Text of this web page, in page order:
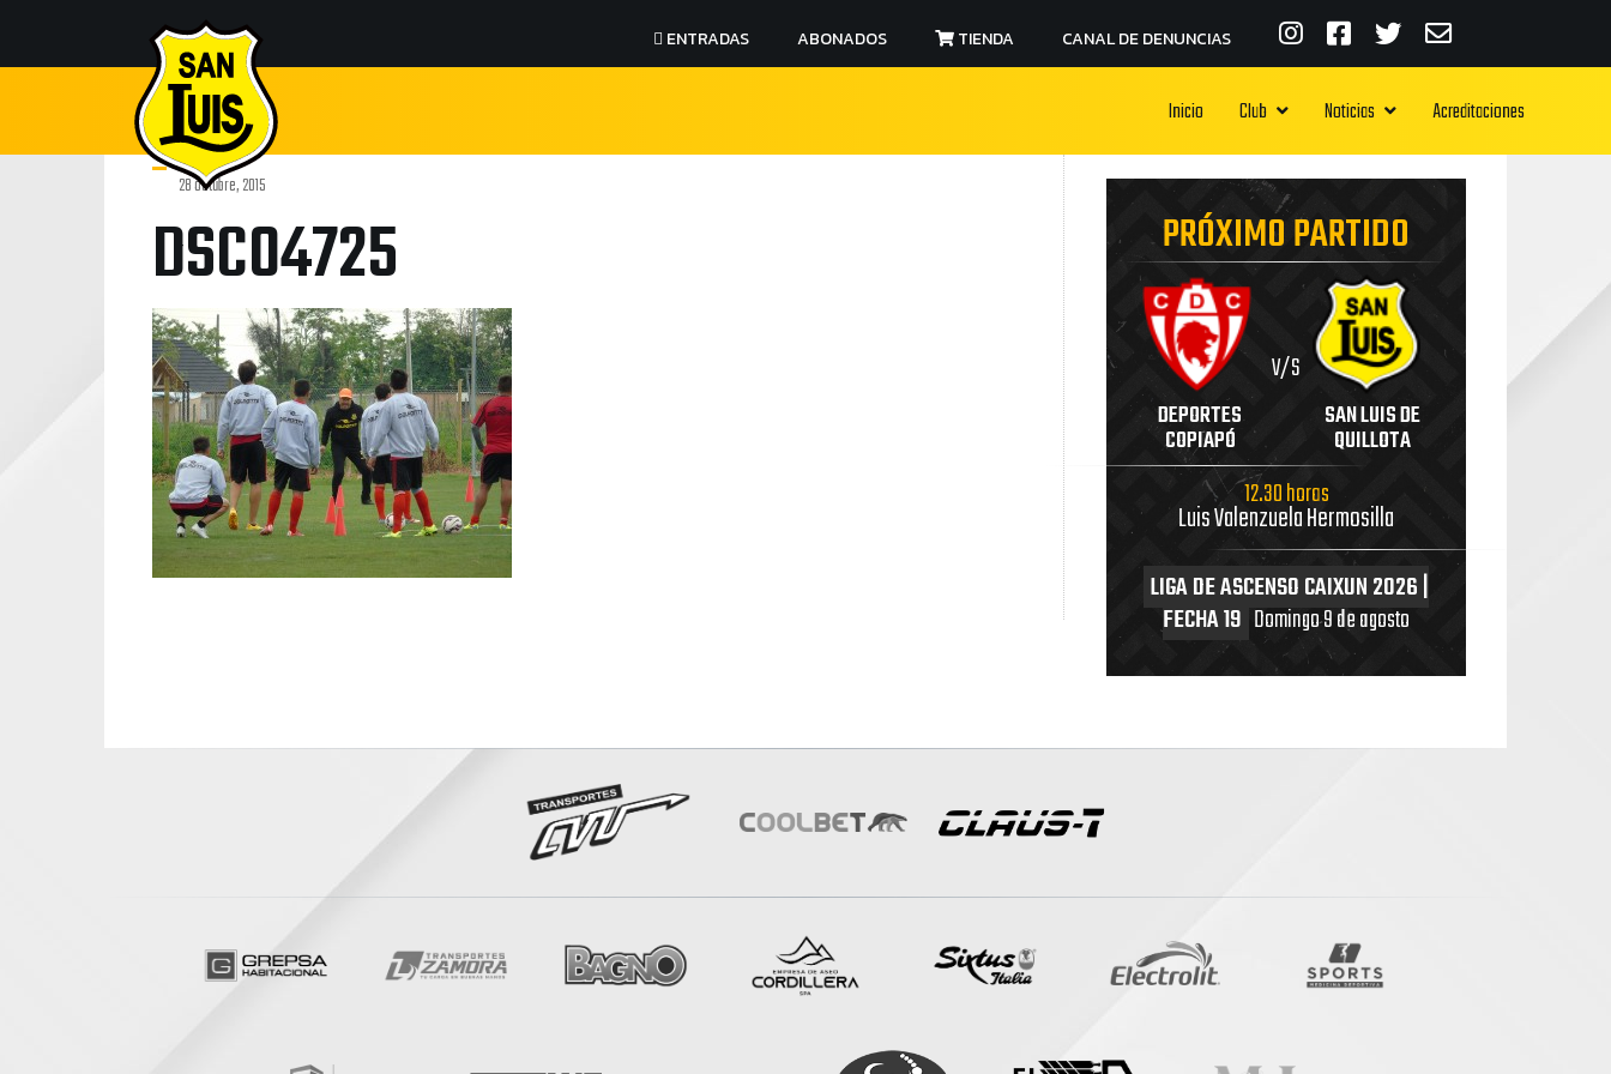
ENTRADAS ABONADOS TIENDA CANAL DE DENUNCIAS
Inicio Club Noticias Acreditaciones
28 octubre, 2015
DSC04725 PRÓXIMO PARTIDO
DEPORTES
COPIAPÓ
V/S
SAN LUIS DE
QUILLOTA
12.30 horas
Luis Valenzuela Hermosilla
LIGA DE ASCENSO CAIXUN 2026 |
FECHA 19 Domingo 9 de agosto